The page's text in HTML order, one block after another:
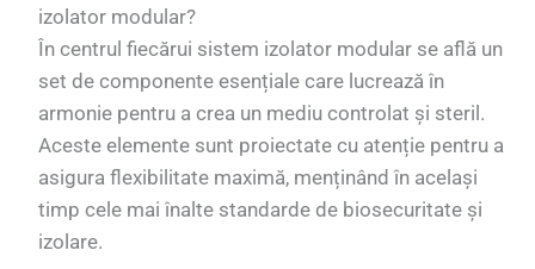
izolator modular?
În centrul fiecărui sistem izolator modular se află un
set de componente esențiale care lucrează în
armonie pentru a crea un mediu controlat și steril.
Aceste elemente sunt proiectate cu atenție pentru a
asigura flexibilitate maximă, menținând în același
timp cele mai înalte standarde de biosecuritate și
izolare.